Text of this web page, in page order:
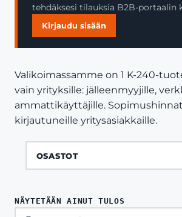
Yhteystiedot
tehdäksesi tilauksia B2B-portaalin
Kirjaudu sisään
Valikoimassamme on 1 K-240-
vain yrityksille: jälleenmyyjille,
ammattikäyttäjille.
kirjautuneille yritysasiakkaille.
OSASTOT
NÄYTETÄÄN AINUT TULOS